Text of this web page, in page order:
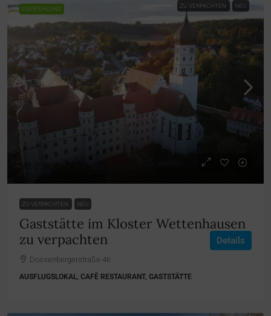
EMPFEHLUNG ZU VERPACHTEN NEU
ZU VERPACHTEN NEU
Gaststätte im Kloster Wettenhausen
zu verpachten
Dossenbergerstraße 46
AUSFLUGSLOKAL, CAFÈ RESTAURANT, GASTSTÄTTE
Details